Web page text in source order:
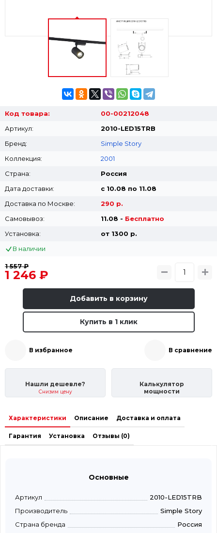
Код товара:
00-00212048
Артикул:
2010-LED15TRB
Бренд:
Simple Story
Коллекция:
2001
Страна:
Россия
Дата доставки:
с 10.08 по 11.08
Доставка по Москве:
290 р.
Самовывоз:
11.08 - Бесплатно
Установка:
от 1300 p.
В наличии
1 557 ₽
1 246 ₽
Добавить в корзину
Купить в 1 клик
В избранное В сравнение
Нашли дешевле?
Снизим цену
Калькулятор
мощности
Характеристики Описание Доставка и оплата
Гарантия Установка Отзывы (0)
Основные
Артикул
2010-LED15TRB
Производитель
Simple Story
Страна бренда
Россия